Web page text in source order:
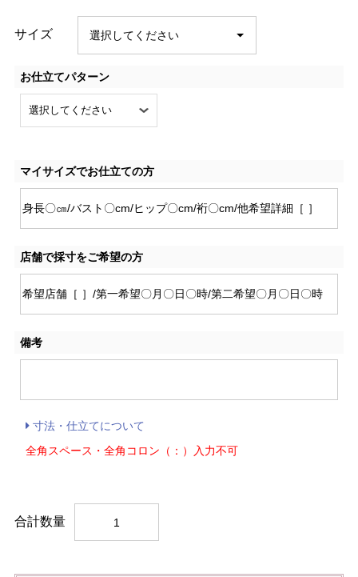
サイズ
お仕立てパターン
マイサイズでお仕立ての方
店舗で採寸をご希望の方
備考
寸法・仕立てについて
全角スペース・全角コロン（：）入力不可
合計数量